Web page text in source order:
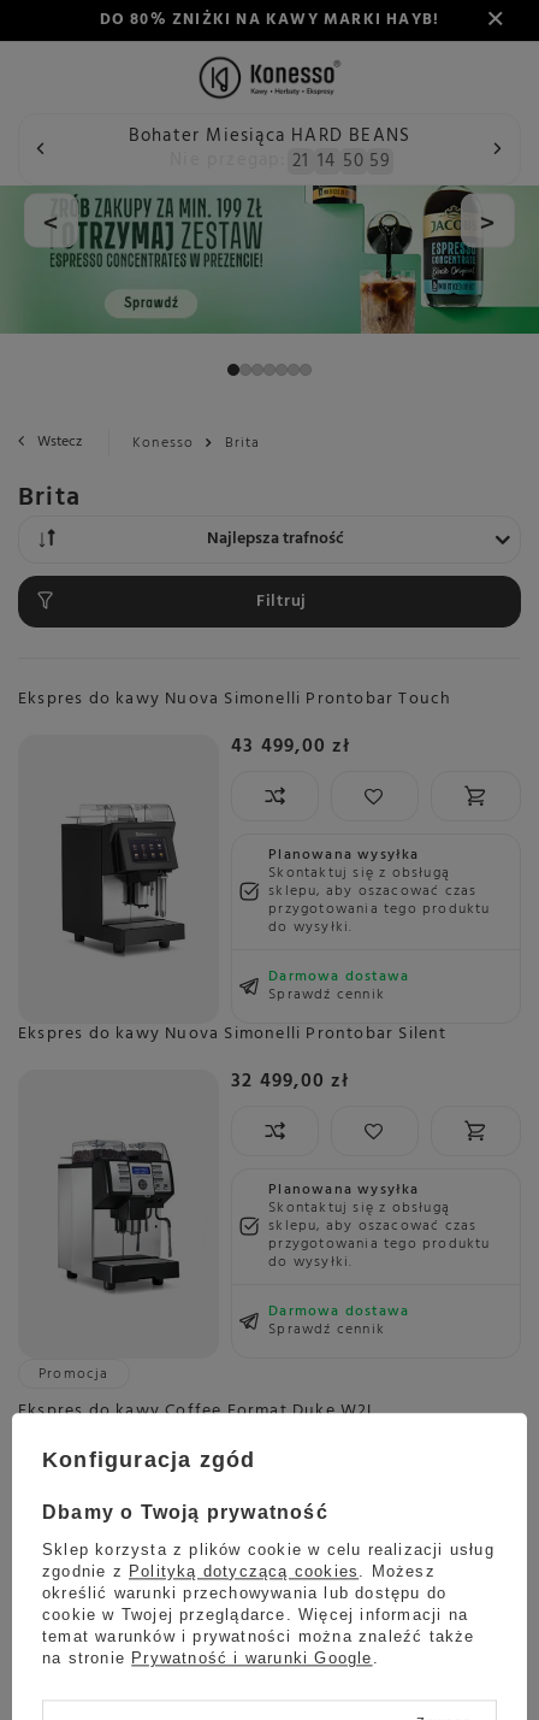
DO 80% ZNIŻKI NA KAWY MARKI HAYB!
Bohater Miesiąca HARD BEANS
21 14 50 59
< >
Wstecz Konesso Brita
Brita
Zmień sortowanie
Najlepsza trafność
Filtruj
Ekspres do kawy Nuova Simonelli Prontobar Touch
43 499,00 zł
Planowana wysyłka
Skontaktuj się z obsługą
sklepu, aby oszacować czas
przygotowania tego produktu
do wysyłki.
Darmowa dostawa
Sprawdź cennik
Ekspres do kawy Nuova Simonelli Prontobar Silent
32 499,00 zł
Planowana wysyłka
Skontaktuj się z obsługą
sklepu, aby oszacować czas
przygotowania tego produktu
do wysyłki.
Darmowa dostawa
Sprawdź cennik
Promocja
Ekspres do kawy Coffee Format Duke W2L
12 150,00 zł
Najniższa cena z ostatnich 30 dni:
Planowana wysyłka
Skontaktuj się z obsługą
sklepu, aby oszacować czas
Konfiguracja zgód
Dbamy o Twoją prywatność
Sklep korzysta z plików cookie w celu realizacji usług
zgodnie z Polityką dotyczącą cookies . Możesz
określić warunki przechowywania lub dostępu do
cookie w Twojej przeglądarce. Więcej informacji na
temat warunków i prywatności można znaleźć także
na stronie Prywatność i warunki Google .